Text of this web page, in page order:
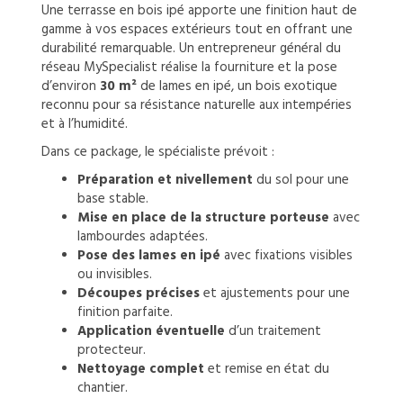
Une terrasse en bois ipé apporte une finition haut de
gamme à vos espaces extérieurs tout en offrant une
durabilité remarquable. Un entrepreneur général du
réseau MySpecialist réalise la fourniture et la pose
d’environ 30 m²de lames en ipé, un bois exotique
reconnu pour sa résistance naturelle aux intempéries
et à l’humidité.
Dans ce package, le spécialiste prévoit :
Préparation et nivellement du sol pour une
base stable.
Mise en place de la structure porteuse avec
lambourdes adaptées.
Pose des lames en ipé avec fixations visibles
ou invisibles.
Découpes préciseset ajustements pour une
finition parfaite.
Application éventuelle d’un traitement
protecteur.
Nettoyage complet et remise en état du
chantier.